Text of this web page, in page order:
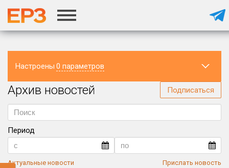
Настроены 0 параметров
Регион
Архив новостей Подписаться
Период
Актуальные новости Прислать новость